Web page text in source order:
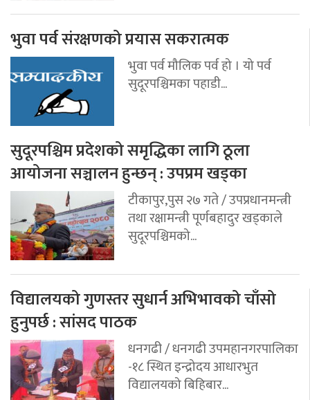
भुवा पर्व संरक्षणको प्रयास सकरात्मक
भुवा पर्व मौलिक पर्व हो । यो पर्व
सुदूरपश्चिमका पहाडी...
सुदूरपश्चिम प्रदेशको समृद्धिका लागि ठूला
आयोजना सञ्चालन हुन्छन् : उपप्रम खड्का
टीकापुर,पुस २७ गते / उपप्रधानमन्त्री
तथा रक्षामन्त्री पूर्णबहादुर खड्काले
सुदूरपश्चिमको...
विद्यालयको गुणस्तर सुधार्न अभिभावको चाँसो
हुनुपर्छ : सांसद पाठक
धनगढी / धनगढी उपमहानगरपालिका
-१८ स्थित इन्द्रोदय आधारभुत
विद्यालयको बिहिबार...